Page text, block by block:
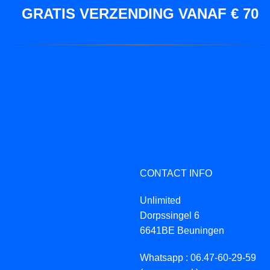
GRATIS VERZENDING VANAF € 70
CONTACT INFO
Unlimited
Dorpssingel 6
6641BE Beuningen
Whatsapp : 06.47-60-29-59